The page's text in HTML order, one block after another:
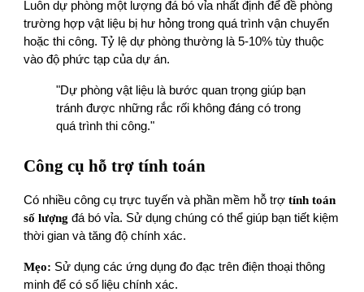
Luôn dự phòng một lượng đá bó vỉa nhất định để đề phòng
trường hợp vật liệu bị hư hỏng trong quá trình vận chuyển
hoặc thi công. Tỷ lệ dự phòng thường là 5-10% tùy thuộc
vào độ phức tạp của dự án.
"Dự phòng vật liệu là bước quan trọng giúp bạn
tránh được những rắc rối không đáng có trong
quá trình thi công."
Công cụ hỗ trợ tính toán
Có nhiều công cụ trực tuyến và phần mềm hỗ trợtính toán
số lượng đá bó vỉa. Sử dụng chúng có thể giúp bạn tiết kiệm
thời gian và tăng độ chính xác.
Mẹo: Sử dụng các ứng dụng đo đạc trên điện thoại thông
minh để có số liệu chính xác.